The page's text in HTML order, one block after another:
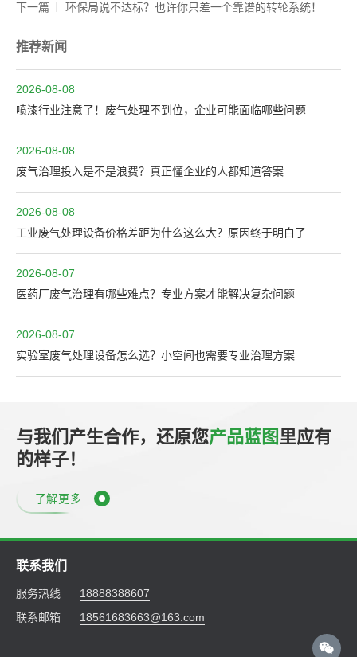
下一篇
环保局说不达标？也许你只差一个靠谱的转轮系统！
推荐新闻
2026-08-08
喷漆行业注意了！废气处理不到位，企业可能面临哪些问题
2026-08-08
废气治理投入是不是浪费？真正懂企业的人都知道答案
2026-08-08
工业废气处理设备价格差距为什么这么大？原因终于明白了
2026-08-07
医药厂废气治理有哪些难点？专业方案才能解决复杂问题
2026-08-07
实验室废气处理设备怎么选？小空间也需要专业治理方案
与我们产生合作，还原您产品蓝图里应有
的样子！
了解更多
联系我们
服务热线
18888388607
联系邮箱
18561683663@163.com